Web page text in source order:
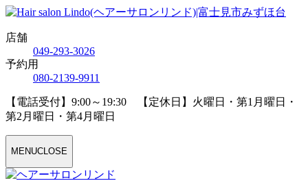
店舗
049-293-3026
予約用
080-2139-9911
【電話受付】9:00～19:30 【定休日】火曜日・第1月曜日・
第2月曜日・第4月曜日
MENUCLOSE